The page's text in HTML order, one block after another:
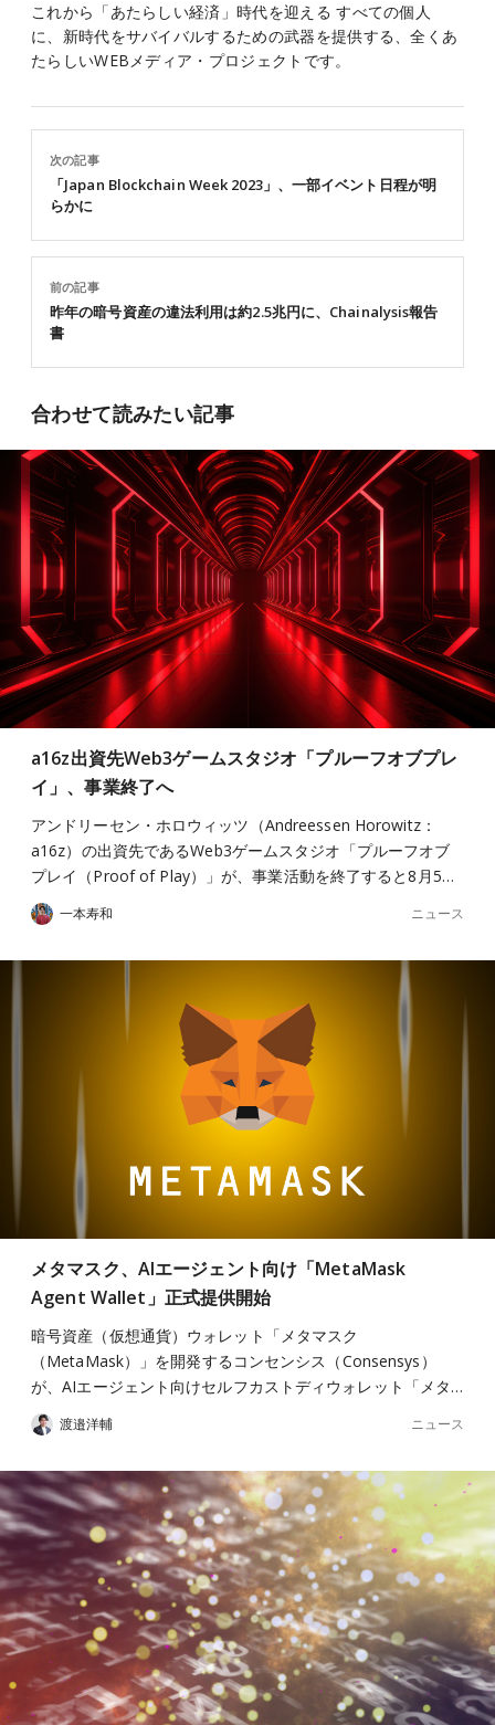
これから「あたらしい経済」時代を迎える すべての個人
に、新時代をサバイバルするための武器を提供する、全くあ
たらしいWEBメディア・プロジェクトです。
前の記事
昨年の暗号資産の違法利用は約2.5兆円に、Chainalysis報告
書
次の記事
「Japan Blockchain Week 2023」、一部イベント日程が明
らかに
合わせて読みたい記事
a16z出資先Web3ゲームスタジオ「プルーフオブプレ
イ」、事業終了へ
アンドリーセン・ホロウィッツ（Andreessen Horowitz：
a16z）の出資先であるWeb3ゲームスタジオ「プルーフオブ
プレイ（Proof of Play）」が、事業活動を終了すると8月5…
一本寿和 ニュース
メタマスク、AIエージェント向け「MetaMask
Agent Wallet」正式提供開始
暗号資産（仮想通貨）ウォレット「メタマスク
（MetaMask）」を開発するコンセンシス（Consensys）
が、AIエージェント向けセルフカストディウォレット「メタ…
渡邉洋輔 ニュース